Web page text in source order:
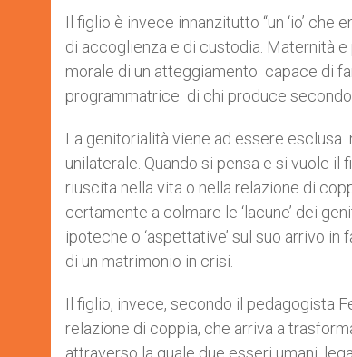
Il figlio è invece innanzitutto “un ‘io’
di accoglienza e di custodia. Maternità
morale di un atteggiamento capace di
programmatrice di chi produce
La genitorialità viene ad essere esclusa
unilaterale. Quando si pensa e si vuole
riuscita nella vita o nella relazione di
certamente a colmare le ‘lacune’ dei
ipoteche o ‘aspettative’ sul suo arrivo
di un matrimonio in crisi.
Il figlio, invece, secondo il pedagogista
relazione di coppia, che arriva a
attraverso la quale due esseri umani,